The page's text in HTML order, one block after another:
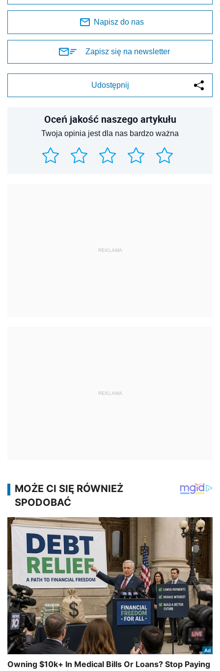
Napisz do nas
Zapisz się na newsletter
Udostępnij
Oceń jakość naszego artykułu
Twoja opinia jest dla nas bardzo ważna
REKLAMA
REKLAMA